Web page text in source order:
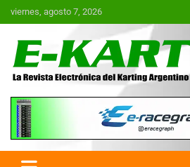
Saltar
al
viernes, agosto 7, 2026
E-Kart.com.ar | La
Electrónica del
Argentina